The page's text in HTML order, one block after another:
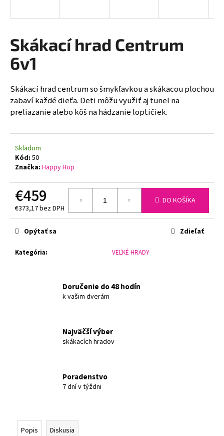
Skákací hrad Centrum
6v1
Skákací hrad centrum so šmykľavkou a skákacou plochou
zabaví každé dieťa. Deti môžu využiť aj tunel na
preliazanie alebo kôš na hádzanie loptičiek.
Skladom
Kód: 50
Značka: Happy Hop
€459
€373,17 bez DPH
Jednotková
cena:
DO KOŠÍKA
Kategória: VEĽKÉ HRADY
Opýtať sa Zdieľať
Doručenie do 48 hodín
k vašim dverám
Najväčší výber
skákacích hradov
Poradenstvo
7 dní v týždni
Popis Diskusia
s
ť
?
HĽADAŤ
O
d
p
o
m